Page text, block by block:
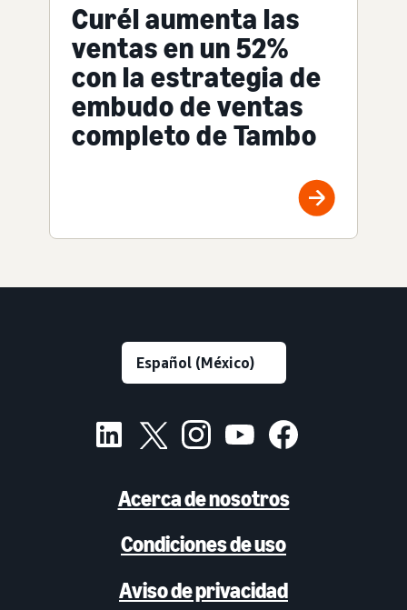
Curél aumenta las
ventas en un 52%
con la estrategia de
embudo de ventas
completo de Tambo
Acerca de nosotros
Condiciones de uso
Aviso de privacidad